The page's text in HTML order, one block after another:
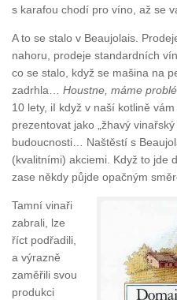
s karafou chodí pro víno, až se
A to se stalo v Beaujolais.
nahoru, prodeje standardních
co se stalo, když se mašina na
zadrhla… Houstne, máme
10 lety, iI když v naší kotlině
prezentovat jako „žhavý
budoucnosti… Naštěstí s
(kvalitními) akciemi. Když to jde
zase někdy půjde opačným
Tamní vinaři
zabrali, lze
říct podřadili,
a výrazně
zaměřili svou
produkci